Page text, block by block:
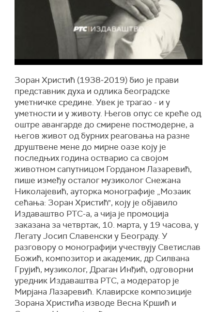
Зоран Христић (1938‒2019) био је прави
представник духа и одлика београдске
уметничке средине. Увек је трагао - и у
уметности и у животу. Његов опус се креће од
оштре авангарде до смирене постмодерне, а
његов живот од бурних реаговања на разне
друштвене мене до мирне оазе коју је
последњих година остварио са својом
животном сапутницом Горданом Лазаревић,
пише између осталог музиколог Снежана
Николајевић, ауторка монографије „Мозаик
сећања: Зоран Христић", коју је објавило
Издаваштво РТС-а, а чија је промоција
заказана за четвртак, 10. марта, у 19 часова, у
Легату Јосип Славенски у Београду. У
разговору о монографији учествују Светислaв
Божић, композитор и академик, др Силвана
Грујић, музиколог, Драган Инђић, одговорни
уредник Издаваштва РТС, а модератор је
Мирјана Лазаревић. Клавирске композиције
Зорана Христића изводе Весна Кршић и